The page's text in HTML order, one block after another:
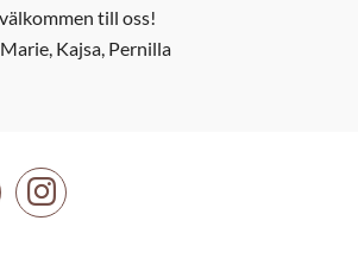
till oss!
Kajsa, Pernilla